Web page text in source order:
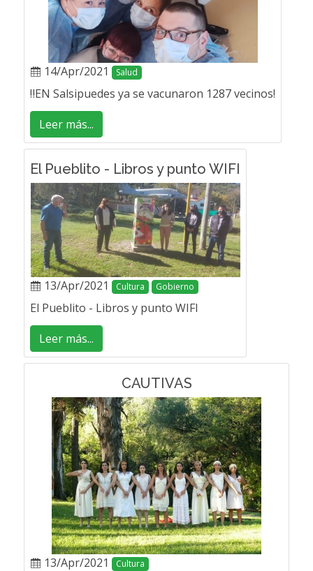
14/Apr/2021 Salud
‼EN Salsipuedes ya se vacunaron 1287 vecinos!
Leer más...
El Pueblito - Libros y punto WIFI
13/Apr/2021 Cultura Gobierno
El Pueblito - Libros y punto WIFI
Leer más...
CAUTIVAS
13/Apr/2021 Cultura